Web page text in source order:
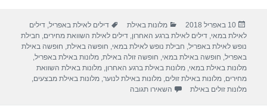
e
b
o
o
s
A
p
p
gr
a
m
e
פורסם
בתאריך
10 באפריל 2018 קטגוריות
מלונות באילת תגיות
דילים לאילת באפריל ,דילים
לאילת במאי ,דילים לאילת ברגע האחרון ,דילים לאילת השוואת מחירים חבילת
נופש לאילת באפריל חבילת נופש לאילת במאי חופשה באילת חופשה באילת
באפריל חופשה באילת במאי חופשה זולה באילת ,מלונות באילת באפריל
מלונות באילת במאי ,מלונות באילת ברגע האחרון ,מלונות באילת השוואת
מחירים ,מלונות באילת זולים ,מלונות באילת לנוער ,מלונות באילת מבצעים
מלונות זולים באילת
השאירו תגובה